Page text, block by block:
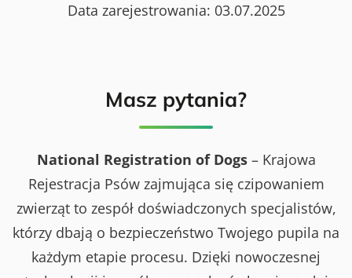
Data zarejestrowania: 03.07.2025
Masz pytania?
National Registration of Dogs– Krajowa
Rejestracja Psów zajmująca się czipowaniem
zwierząt to zespół doświadczonych specjalistów,
którzy dbają o bezpieczeństwo Twojego pupila na
każdym etapie procesu. Dzięki nowoczesnej